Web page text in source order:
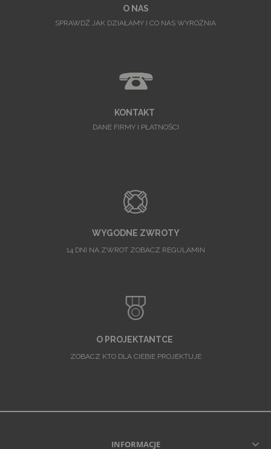
O NAS
SPRAWDŹ JAK DZIAŁAMY I CO NAS WYRÓŻNIA
KONTAKT
DANE FIRMY I PŁATNOŚCI
WYGODNE ZWROTY
14 DNI NA ZWROT ZOBACZ REGULAMIN
O PROJEKTANTCE
ZOBACZ KTO DLA CIEBIE PROJEKTUJE
INFORMACJE